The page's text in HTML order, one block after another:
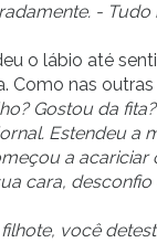
- Tudo
o lábio até
Como nas outras
Gostou da
Estendeu a
a acariciar
cara, desconfio
você